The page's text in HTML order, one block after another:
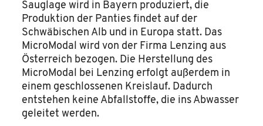
Sauglage wird in Bayern produziert, die
Produktion der Panties findet auf der
Schwäbischen Alb und in Europa statt. Das
MicroModal wird von der Firma Lenzing aus
Österreich bezogen. Die Herstellung des
MicroModal bei Lenzing erfolgt außerdem in
einem geschlossenen Kreislauf. Dadurch
entstehen keine Abfallstoffe, die ins Abwasser
geleitet werden.